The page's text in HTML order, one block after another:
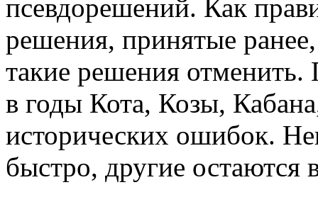
псевдорешений. Как
решения, принятые
такие решения
в годы Кота, Козы,
исторических ошибок.
быстро, другие остаются